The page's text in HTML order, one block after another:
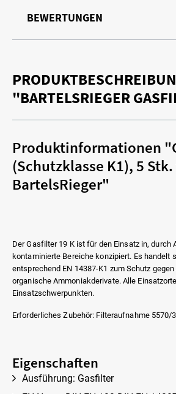
BEWERTUNGEN
"BARTELSRIEGER
Produktinformationen
(Schutzklasse K1), 5
BartelsRieger"
Der Gasfilter 19 K ist für den Einsatz in, durch
kontaminierte Bereiche konzipiert. Es handelt
entsprechend EN 14387-K1 zum Schutz
organische Ammoniakderivate. Alle
Einsatzschwerpunkten.
Erforderliches Zubehör: Filteraufnahme 5570/
Eigenschaften
Ausführung: Gasfilter